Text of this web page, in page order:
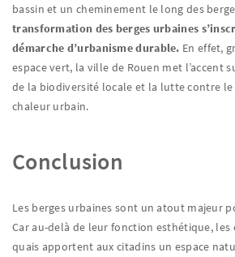
bassin et un cheminement le long des
transformation des berges urbaines
démarche d’urbanisme durable. En effet,
espace vert, la ville de Rouen met l’accent
de la biodiversité locale et la lutte contre le
chaleur urbain.
Conclusion
Les berges urbaines sont un atout majeur
Car au-delà de leur fonction esthétique, les
quais apportent aux citadins un espace